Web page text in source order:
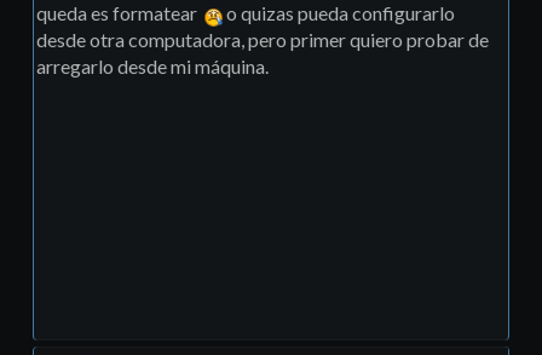
queda es formatear
o quizas pueda configurarlo
desde otra computadora, pero primer quiero probar de
arregarlo desde mi máquina.